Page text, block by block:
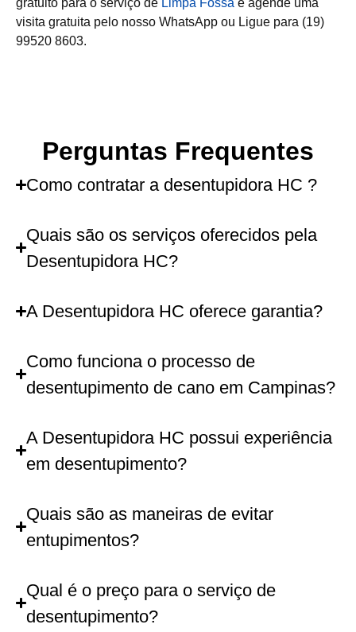
visita gratuita pelo nosso WhatsApp ou Ligue para (19)
99520 8603.
Perguntas Frequentes
Como contratar a desentupidora HC ?
Quais são os serviços oferecidos pela
Desentupidora HC?
A Desentupidora HC oferece garantia?
Como funciona o processo de
desentupimento de cano em Campinas?
A Desentupidora HC possui experiência
em desentupimento?
Quais são as maneiras de evitar
entupimentos?
Qual é o preço para o serviço de
desentupimento?